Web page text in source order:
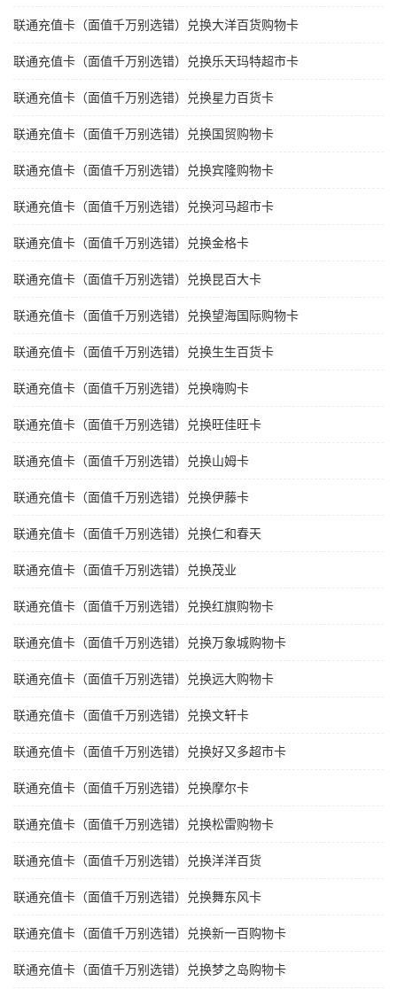
联通充值卡（面值千万别选错）兑换大洋百货购物卡
联通充值卡（面值千万别选错）兑换乐天玛特超市卡
联通充值卡（面值千万别选错）兑换星力百货卡
联通充值卡（面值千万别选错）兑换国贸购物卡
联通充值卡（面值千万别选错）兑换宾隆购物卡
联通充值卡（面值千万别选错）兑换河马超市卡
联通充值卡（面值千万别选错）兑换金格卡
联通充值卡（面值千万别选错）兑换昆百大卡
联通充值卡（面值千万别选错）兑换望海国际购物卡
联通充值卡（面值千万别选错）兑换生生百货卡
联通充值卡（面值千万别选错）兑换嗨购卡
联通充值卡（面值千万别选错）兑换旺佳旺卡
联通充值卡（面值千万别选错）兑换山姆卡
联通充值卡（面值千万别选错）兑换伊藤卡
联通充值卡（面值千万别选错）兑换仁和春天
联通充值卡（面值千万别选错）兑换茂业
联通充值卡（面值千万别选错）兑换红旗购物卡
联通充值卡（面值千万别选错）兑换万象城购物卡
联通充值卡（面值千万别选错）兑换远大购物卡
联通充值卡（面值千万别选错）兑换文轩卡
联通充值卡（面值千万别选错）兑换好又多超市卡
联通充值卡（面值千万别选错）兑换摩尔卡
联通充值卡（面值千万别选错）兑换松雷购物卡
联通充值卡（面值千万别选错）兑换洋洋百货
联通充值卡（面值千万别选错）兑换舞东风卡
联通充值卡（面值千万别选错）兑换新一百购物卡
联通充值卡（面值千万别选错）兑换梦之岛购物卡